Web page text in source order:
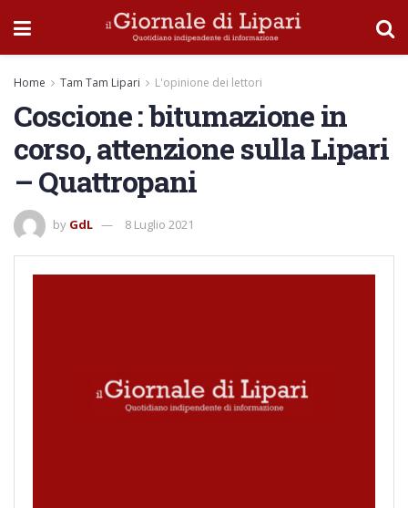
Home Tam Tam Lipari L'opinione dei lettori
Coscione : bitumazione in
corso, attenzione sulla Lipari
– Quattropani
by GdL 8 Luglio 2021